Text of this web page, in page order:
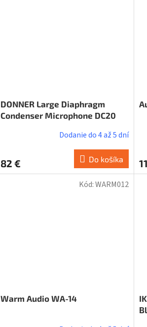
DONNER Large Diaphragm
Condenser Microphone DC20
Dodanie do 4 až 5 dní
82 € Do košíka
Warm Audio WA-14
Kód:WARM012